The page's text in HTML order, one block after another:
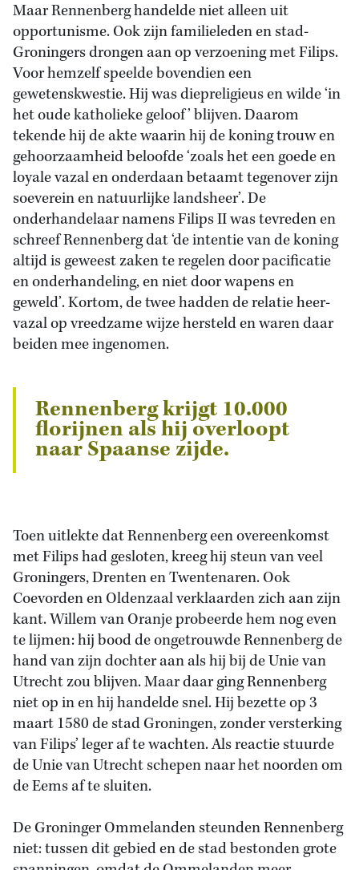
Maar Rennenberg handelde niet alleen uit
opportunisme. Ook zijn familieleden en stad-
Groningers drongen aan op verzoening met Filips.
Voor hemzelf speelde bovendien een
gewetenskwestie. Hij was diepreligieus en wilde ‘in
het oude katholieke geloof’ blijven. Daarom
tekende hij de akte waarin hij de koning trouw en
gehoorzaamheid beloofde ‘zoals het een goede en
loyale vazal en onderdaan betaamt tegenover zijn
soeverein en natuurlijke landsheer’. De
onderhandelaar namens Filips II was tevreden en
schreef Rennenberg dat ‘de intentie van de koning
altijd is geweest zaken te regelen door pacificatie
en onderhandeling, en niet door wapens en
geweld’. Kortom, de twee hadden de relatie heer-
vazal op vreedzame wijze hersteld en waren daar
beiden mee ingenomen.
Rennenberg krijgt 10.000
florijnen als hij overloopt
naar Spaanse zijde.
Toen uitlekte dat Rennenberg een overeenkomst
met Filips had gesloten, kreeg hij steun van veel
Groningers, Drenten en Twentenaren. Ook
Coevorden en Oldenzaal verklaarden zich aan zijn
kant. Willem van Oranje probeerde hem nog even
te lijmen: hij bood de ongetrouwde Rennenberg de
hand van zijn dochter aan als hij bij de Unie van
Utrecht zou blijven. Maar daar ging Rennenberg
niet op in en hij handelde snel. Hij bezette op 3
maart 1580 de stad Groningen, zonder versterking
van Filips’ leger af te wachten. Als reactie stuurde
de Unie van Utrecht schepen naar het noorden om
de Eems af te sluiten.
De Groninger Ommelanden steunden Rennenberg
niet: tussen dit gebied en de stad bestonden grote